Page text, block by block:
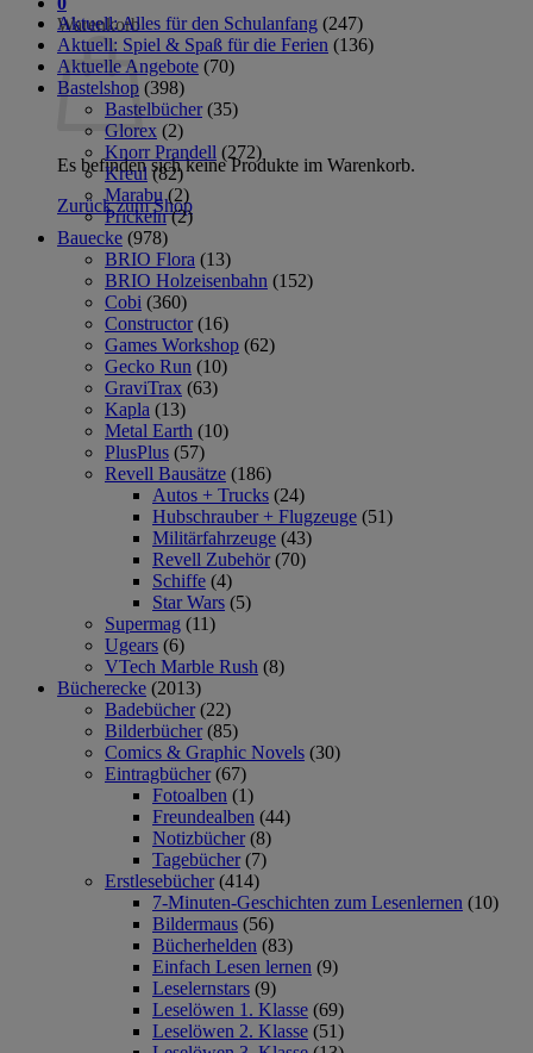
Warenkorb
Es befinden sich keine Produkte im Warenkorb.
Zurück zum Shop
Aktuell: Alles für den Schulanfang (247)
Aktuell: Spiel & Spaß für die Ferien (136)
Aktuelle Angebote (70)
Bastelshop (398)
Bastelbücher (35)
Glorex (2)
Knorr Prandell (272)
Kreul (82)
Marabu (2)
Prickeln (2)
Bauecke (978)
BRIO Flora (13)
BRIO Holzeisenbahn (152)
Cobi (360)
Constructor (16)
Games Workshop (62)
Gecko Run (10)
GraviTrax (63)
Kapla (13)
Metal Earth (10)
PlusPlus (57)
Revell Bausätze (186)
Autos + Trucks (24)
Hubschrauber + Flugzeuge (51)
Militärfahrzeuge (43)
Revell Zubehör (70)
Schiffe (4)
Star Wars (5)
Supermag (11)
Ugears (6)
VTech Marble Rush (8)
Bücherecke (2013)
Badebücher (22)
Bilderbücher (85)
Comics & Graphic Novels (30)
Eintragbücher (67)
Fotoalben (1)
Freundealben (44)
Notizbücher (8)
Tagebücher (7)
Erstlesebücher (414)
7-Minuten-Geschichten zum Lesenlernen (10)
Bildermaus (56)
Bücherhelden (83)
Einfach Lesen lernen (9)
Leselernstars (9)
Leselöwen 1. Klasse (69)
Leselöwen 2. Klasse (51)